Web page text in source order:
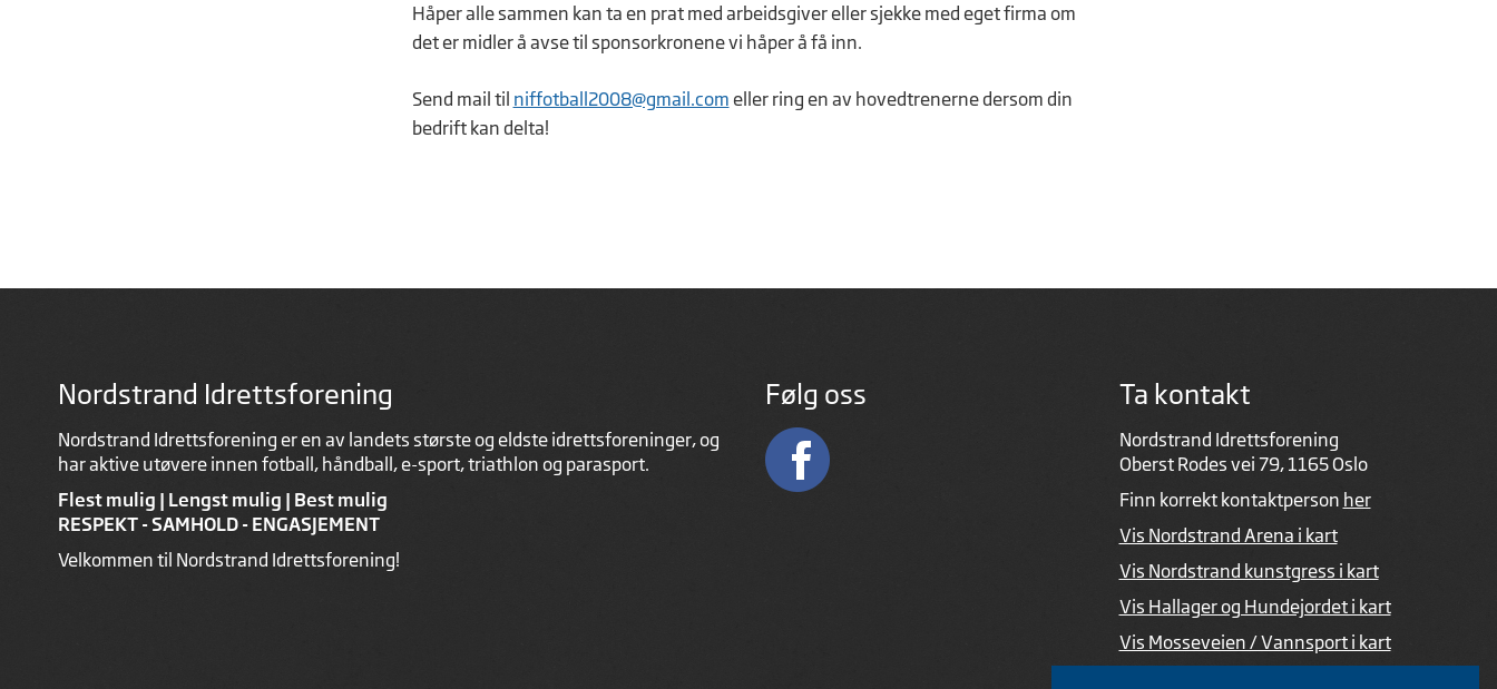
Håper alle sammen kan ta en prat med arbeidsgiver eller sjekke med eget firma om
det er midler å avse til sponsorkronene vi håper å få inn.
Send mail til niffotball2008@gmail.com eller ring en av hovedtrenerne dersom din
bedrift kan delta!
Nordstrand Idrettsforening
Nordstrand Idrettsforening er en av landets største og eldste idrettsforeninger, og
har aktive utøvere innen fotball, håndball, e-sport, triathlon og parasport.
Flest mulig | Lengst mulig | Best mulig
RESPEKT - SAMHOLD - ENGASJEMENT
Velkommen til Nordstrand Idrettsforening!
Følg oss Ta kontakt
Nordstrand Idrettsforening
Oberst Rodes vei 79, 1165 Oslo
Finn korrekt kontaktperson her
Vis Nordstrand Arena i kart
Vis Nordstrand kunstgress i kart
Vis Hallager og Hundejordet i kart
Vis Mosseveien / Vannsport i kart